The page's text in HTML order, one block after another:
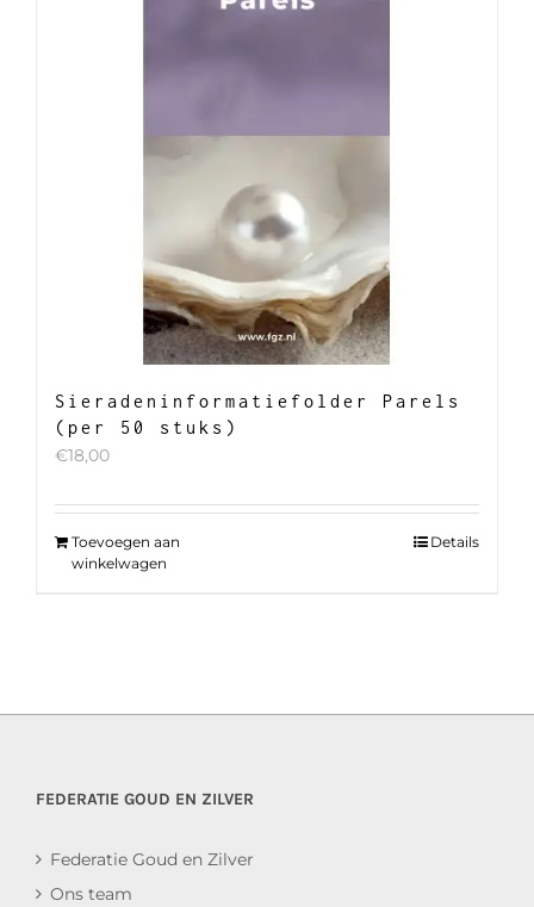
Sieradeninformatiefolder Parels
(per 50 stuks)
€18,00
Toevoegen aan
winkelwagen
Details
FEDERATIE GOUD EN ZILVER
Federatie Goud en Zilver
Ons team